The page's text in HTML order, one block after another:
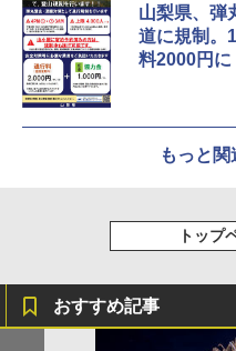
山梨県、弾
道に規制。
料2000円に
もっと
トップ
おすすめ記事